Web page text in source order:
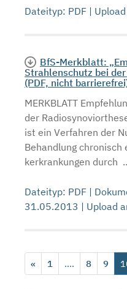
Dateityp: PDF |
BfS-Merkblatt:
Strahlenschutz bei der
(PDF, nicht
MERKBLATT
der
ist ein Verfahren der
Behandlung chronisch
kerkrankungen durch
Dateityp: PDF |
31.05.2013 | Upload
« 1 .... 8 9